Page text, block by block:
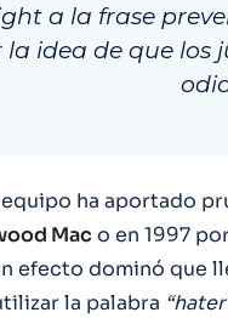
a la frase
idea de que los
ha aportado
Mac o en 1997
efecto dominó que
la palabra